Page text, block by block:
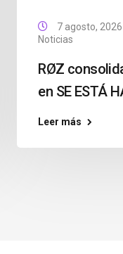
7 agosto, 2026
Noticias
RØZ
en SE ESTÁ
Leer más